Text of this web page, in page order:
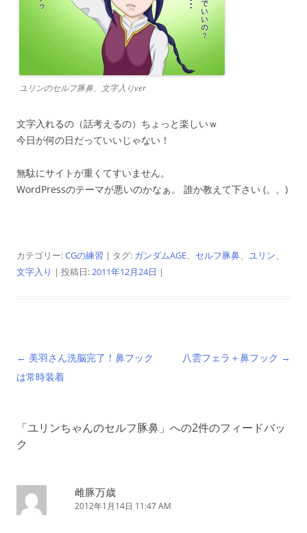
ユリンのセルフ豚鼻、文字入りver
文字入れるの（話考えるの）ちょっと楽しいｗ
今日が何の日だっていいじゃない！
無駄にサイトが重くてすいません。
WordPressのテーマが悪いのかなぁ。 誰か教えて下さい (。。)
カテゴリー:CGの練習 | タグ: ガンダムAGE、 セルフ豚鼻、 ユリン、
文字入り | 投稿日:2011年12月24日 |
投
稿
ー
ン
← 美羽さん洗脳完了！鼻フック
は常時装着
八雲フェラ＋鼻フック →
「ユリンちゃんのセルフ豚鼻 」への2件のフィードバッ
ク
雌豚万歳
2012年1月14日 11:47 AM